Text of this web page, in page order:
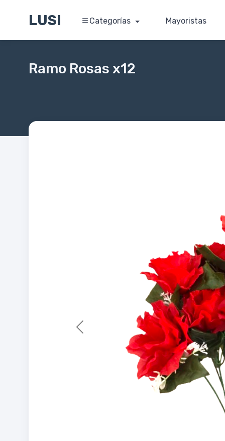
LUSI Categorías Mayoristas
Ramo Rosas x12
Previous